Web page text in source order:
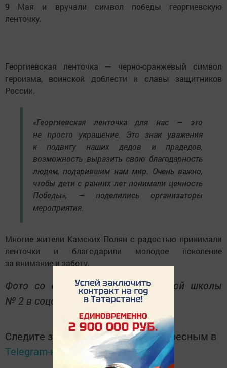
9 Мая и вручали символ победы георгиевскую
ленточку.
Георгиевская ленточка — черно-оранжевый символ
героизма, воинской доблести и славы защитников
России.
«Георгиевская ленточка для нас — это
не просто украшение. Это знак уважения
к подвигу наших дедов и прадедов,
возможность выразить свою благодарность
людям, подарившим нам мир. Очень важно,
чтобы дети с ранних лет понимали ценность
Победы», — поделились организаторы
мероприятия.
Многие жители Камских Полян с радостью принимали
ленточки и благодарили молодое поколение
за внимание и заботу.
Фото со страницы Камскополянской школы
№ 2 в соцсети.
Следите за самым важным и интересным в
Telegram-канале
Татмедиа